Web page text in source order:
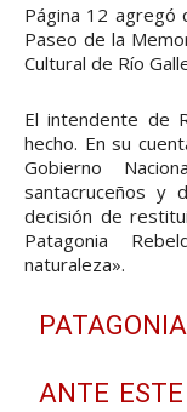
Página 12 agregó
Paseo de la
Cultural de Río
El intendente de
hecho. En su
Gobierno
santacruceños y
decisión de
Patagonia
naturaleza».
ANTE